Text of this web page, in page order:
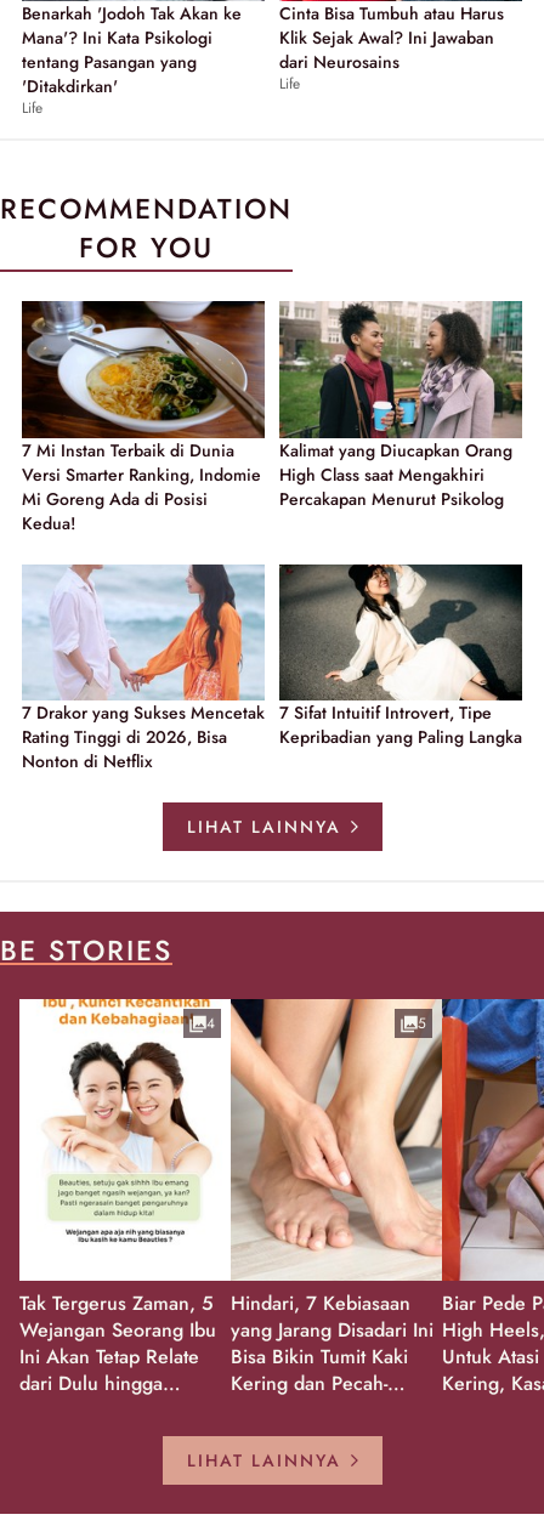
Benarkah 'Jodoh Tak Akan ke
Mana'? Ini Kata Psikologi
tentang Pasangan yang
'Ditakdirkan'
Life
Cinta Bisa Tumbuh atau Harus
Klik Sejak Awal? Ini Jawaban
dari Neurosains
Life
RECOMMENDATION
FOR YOU
7 Mi Instan Terbaik di Dunia
Versi Smarter Ranking, Indomie
Mi Goreng Ada di Posisi
Kedua!
Kalimat yang Diucapkan Orang
High Class saat Mengakhiri
Percakapan Menurut Psikolog
7 Drakor yang Sukses Mencetak
Rating Tinggi di 2026, Bisa
Nonton di Netflix
7 Sifat Intuitif Introvert, Tipe
Kepribadian yang Paling Langka
LIHAT LAINNYA
BE STORIES
Tak Tergerus Zaman, 5
Wejangan Seorang Ibu
Ini Akan Tetap Relate
dari Dulu hingga
4
Hindari, 7 Kebiasaan
yang Jarang Disadari Ini
Bisa Bikin Tumit Kaki
Kering dan Pecah-
5
Biar Pede
High
Untuk
Kering,
LIHAT LAINNYA